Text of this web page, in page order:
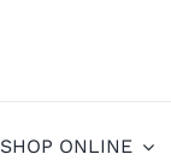
SHOP ONLINE